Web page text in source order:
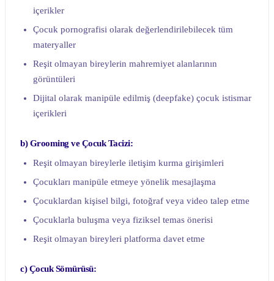
içerikler
Çocuk pornografisi olarak değerlendirilebilecek tüm
materyaller
Reşit olmayan bireylerin mahremiyet alanlarının
görüntüleri
Dijital olarak manipüle edilmiş (deepfake) çocuk istismar
içerikleri
b) Grooming ve Çocuk Tacizi:
Reşit olmayan bireylerle iletişim kurma girişimleri
Çocukları manipüle etmeye yönelik mesajlaşma
Çocuklardan kişisel bilgi, fotoğraf veya video talep etme
Çocuklarla buluşma veya fiziksel temas önerisi
Reşit olmayan bireyleri platforma davet etme
c) Çocuk Sömürüsü: